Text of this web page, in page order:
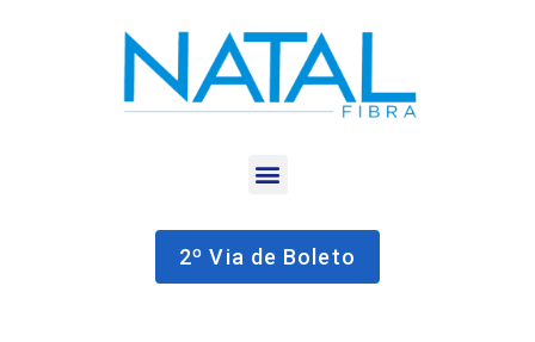
2º Via de Boleto